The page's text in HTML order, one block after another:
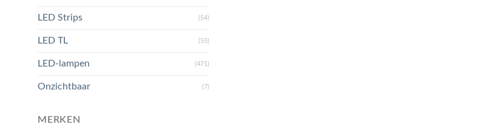
LED Strips (54)
LED TL (55)
LED-lampen (471)
Onzichtbaar (7)
MERKEN